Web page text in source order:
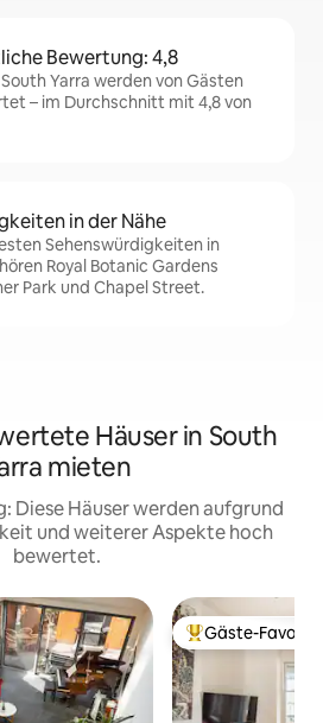
Bewertung: 4,8
Yarra werden von Gästen
– im Durchschnitt mit 4,8 von
in der Nähe
Sehenswürdigkeiten in
Royal Botanic Gardens
Park und Chapel Street.
Häuser in South
mieten
Diese Häuser werden aufgrund
und weiterer Aspekte hoch
bewertet.
Beliebter Gäste-
Gäste-Favorit